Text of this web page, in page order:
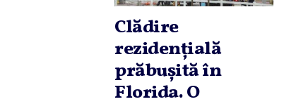
Clădire
rezidenţială
prăbuşită în
Florida. O